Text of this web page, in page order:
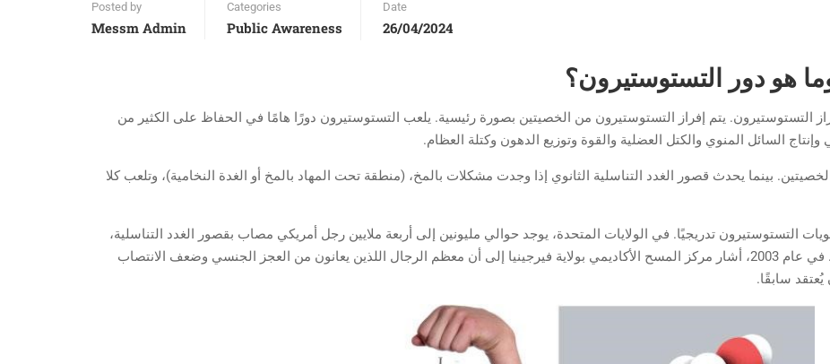
Posted by
Messm Admin
Categories
Public Awareness
Date
26/04/2024
هو دور التستوستيرون؟
التستوستيرون. يتم إفراز التستوستيرون من الخصيتين بصورة رئيسية. يلعب التستوستيرون دورًا هامًا في الحفاظ على الكثير من
السائل المنوي والكتل العضلية والقوة وتوزيع الدهون وكتلة العظام.
بينما يحدث قصور الغدد التناسلية الثانوي إذا وجدت مشكلات بالمخ، (منطقة تحت المهاد بالمخ أو الغدة النخامية)، وتلعب كلا
التستوستيرون تدريجيًا. في الولايات المتحدة، يوجد حوالي مليونين إلى أربعة ملايين رجل أمريكي مصاب بقصور الغدد التناسلية،
ولكن خمسة بالمائة فقط منهم هم من يتلقون العلاج. في عام 2003، أشار مركز المسح الأكاديمي بولاية فيرجينيا إلى أن معظم الرجال اللذين يعانون من العجز الجنسي وضعف الانتصاب
سابقًا.